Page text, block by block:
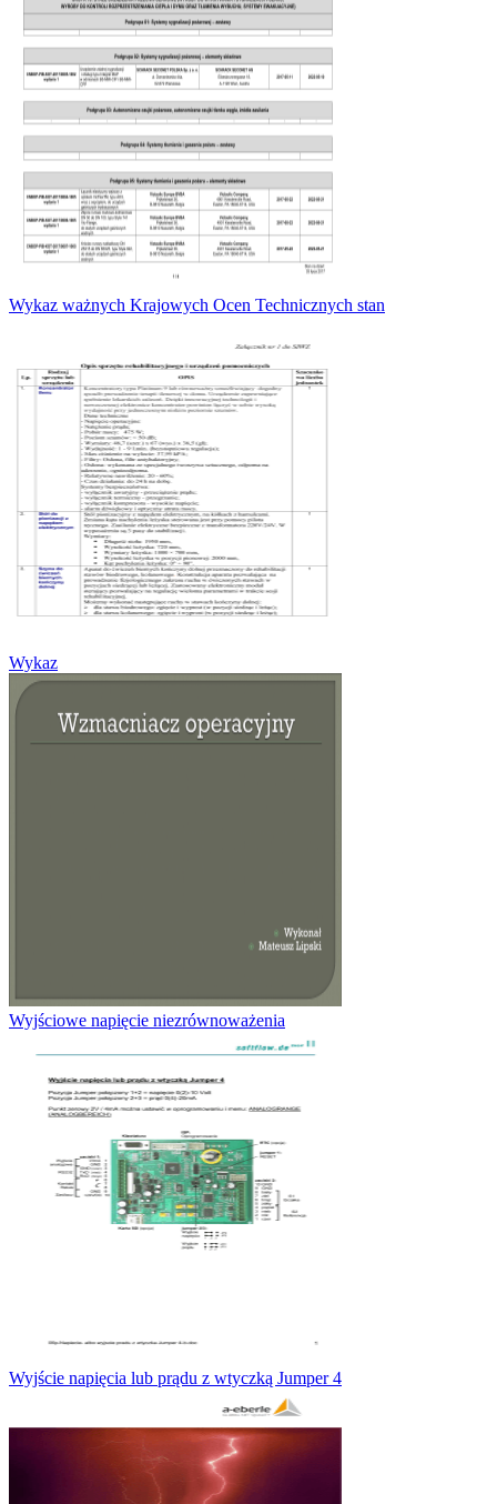
Wykaz ważnych Krajowych Ocen Technicznych stan
Wykaz
Wyjściowe napięcie niezrównoważenia
Wyjście napięcia lub prądu z wtyczką Jumper 4